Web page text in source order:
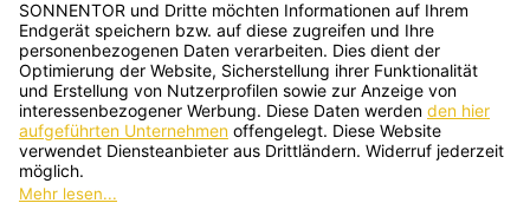
Deutsch
SONNENTOR Kräuterhandels GMBH
Sprögnitz 10, 3913 Sprögnitz, Österreich